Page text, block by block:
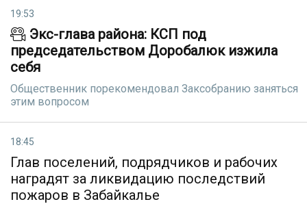
19:53
Экс-глава района: КСП под
председательством Доробалюк изжила
себя
Общественник порекомендовал Заксобранию заняться
этим вопросом
18:45
Глав поселений, подрядчиков и рабочих
наградят за ликвидацию последствий
пожаров в Забайкалье